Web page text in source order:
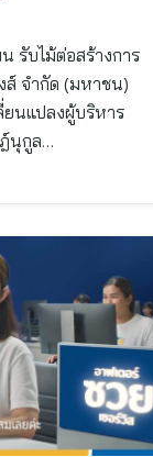
รับไม้ต่อสร้างการ
ส์ จำกัด (มหาชน)
ยนแปลงผู้บริหาร
นุกูล…